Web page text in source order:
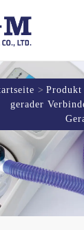
Produkt
gerader